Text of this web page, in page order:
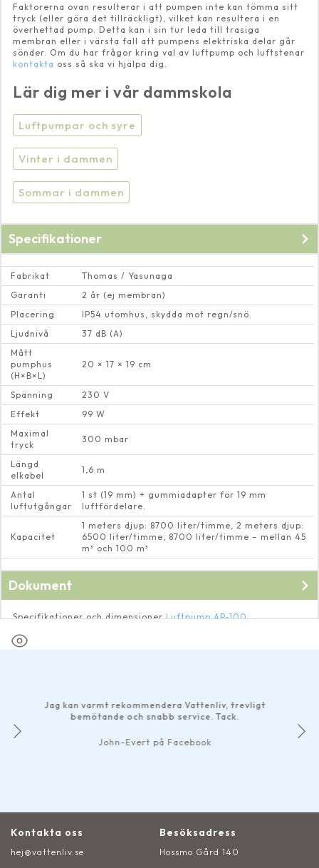
Faktorerna ovan resulterar i att pumpen inte kan tömma sitt
tryck (eller göra det tillräckligt), vilket kan resultera i en
överhettad pump. Detta kan i sin tur leda till trasiga
membran eller i värsta fall att pumpens elektriska delar går
sönder. Om du har frågor kring val av luftpump och luftstenar
kontakta oss så ska vi hjälpa dig.
Lär dig mer i vår dammskola
Luftpumpar och syre
Vinter i dammen
Sommar i dammen
Specifikationer
Fabrikat
Thomas / Yasunaga
Garanti
2 år (ej membran)
Placering
IP54 utomhus, skydda mot regn/snö.
Ljudnivå
37 dB (A)
Mått
pumphus
(H×B×L)
20 × 17 × 19 cm
Spänning
230 V
Effekt
99 W
Maximal
tryck
300 mbar
Längd
elkabel
1,6 m
Antal
luftutgångar
1 st (19 mm) + gummiadapter för 19 mm
luftfördelare.
Kapacitet
1 meters djup: 8700 liter/timme, 2 meters djup:
6500 liter/timme, 8700 liter/timme – mellan 45
m³ och 100 m³
Dokument
Specifikationer och dimensionerLuftpump AP-100
kan varmt rekommendera Vattenliv, trevligt
bemötande och snabb service. Tack.
John-Evert på Facebook
Det
Kontakta oss
hej@vattenliv.se
Besöksadress
Hossmo Gård 140